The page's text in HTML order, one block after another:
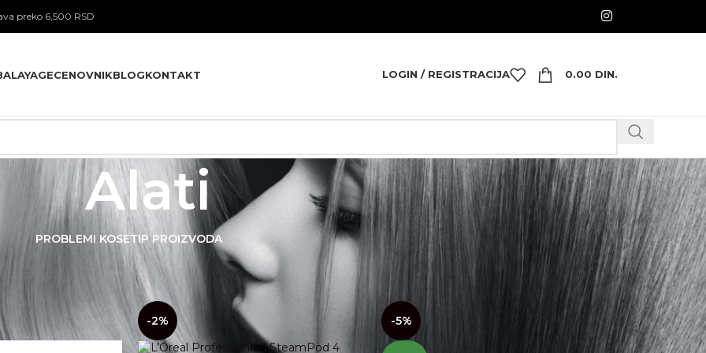
preko 6,500 RSD
CENOVNIKBLOGKONTAKT LOGIN / REGISTRACIJA 0.00 DIN.
Alati
PROBLEMI KOSETIP PROIZVODA
Pokaži 12 24
-2% -5%